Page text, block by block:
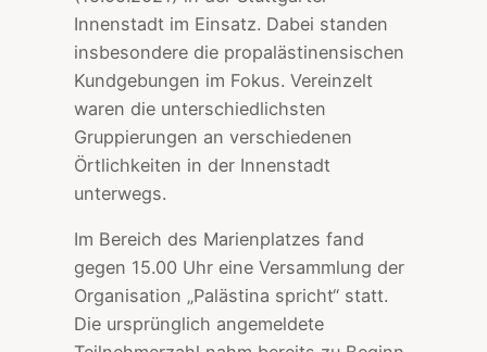
Innenstadt im Einsatz. Dabei standen
insbesondere die propalästinensischen
Kundgebungen im Fokus. Vereinzelt
waren die unterschiedlichsten
Gruppierungen an verschiedenen
Örtlichkeiten in der Innenstadt
unterwegs.
Im Bereich des Marienplatzes fand
gegen 15.00 Uhr eine Versammlung der
Organisation „Palästina spricht“ statt.
Die ursprünglich angemeldete